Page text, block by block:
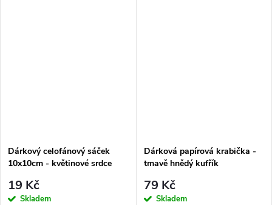
Dárkový celofánový sáček
10x10cm - květinové srdce
19 Kč
Skladem
Dárková papírová krabička -
tmavě hnědý kufřík
79 Kč
Skladem